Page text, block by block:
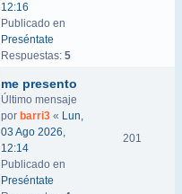
12:16
Publicado en
Preséntate
Respuestas: 5
me presento
Último mensaje
por barri3 « Lun,
03 Ago 2026,
12:14
Publicado en
Preséntate
201